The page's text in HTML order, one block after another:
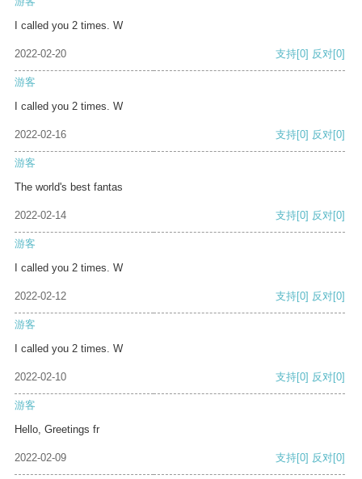
I called you 2 times. W
2022-02-20 支持[0] 反对[0]
游客
I called you 2 times. W
2022-02-16 支持[0] 反对[0]
游客
The world's best fantas
2022-02-14 支持[0] 反对[0]
游客
I called you 2 times. W
2022-02-12 支持[0] 反对[0]
游客
I called you 2 times. W
2022-02-10 支持[0] 反对[0]
游客
Hello, Greetings fr
2022-02-09 支持[0] 反对[0]